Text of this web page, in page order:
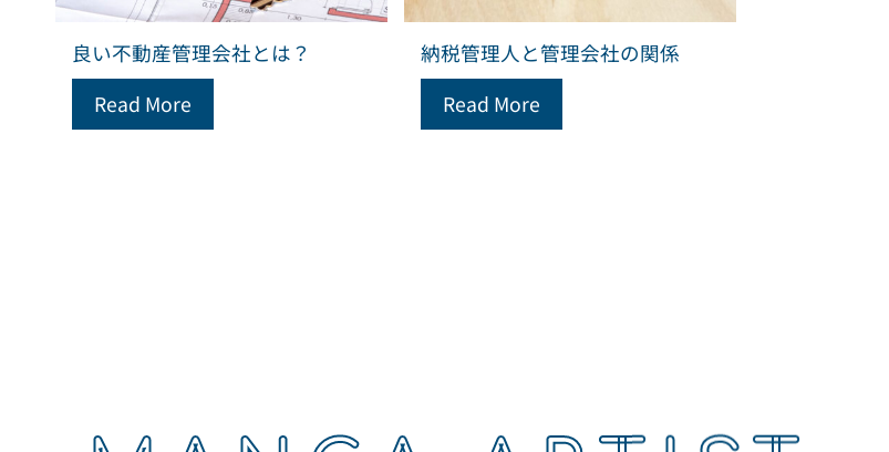
良い不動産管理会社とは？
Read More
納税管理人と管理会社の関係
Read More